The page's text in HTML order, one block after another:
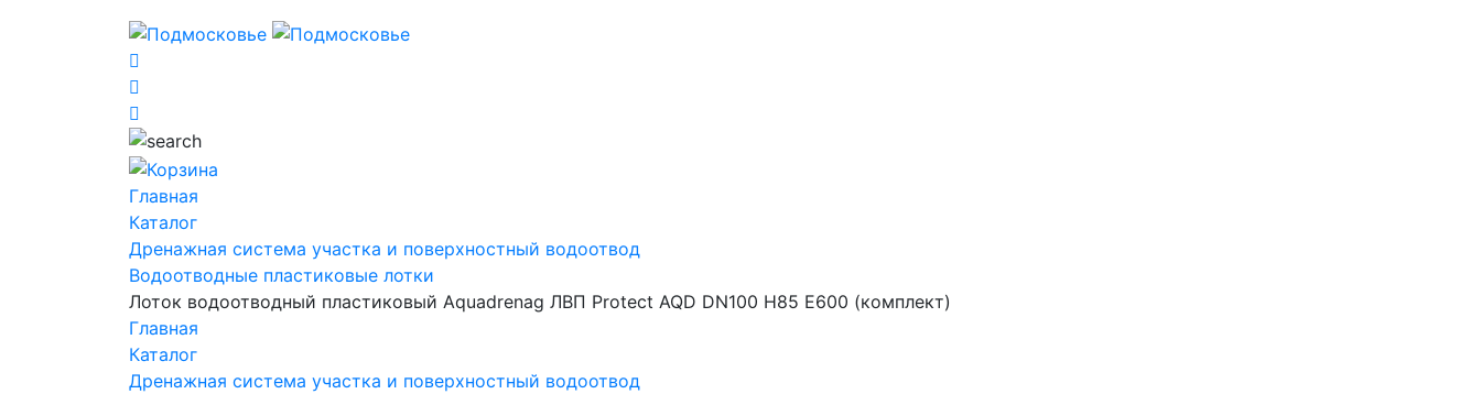
Главная
Каталог
Дренажная система участка и поверхностный водоотвод
Водоотводные пластиковые лотки
Лоток водоотводный пластиковый Aquadrenag ЛВП Protect AQD DN100 H85 Е600 (комплект)
Главная
Каталог
Дренажная система участка и поверхностный водоотвод